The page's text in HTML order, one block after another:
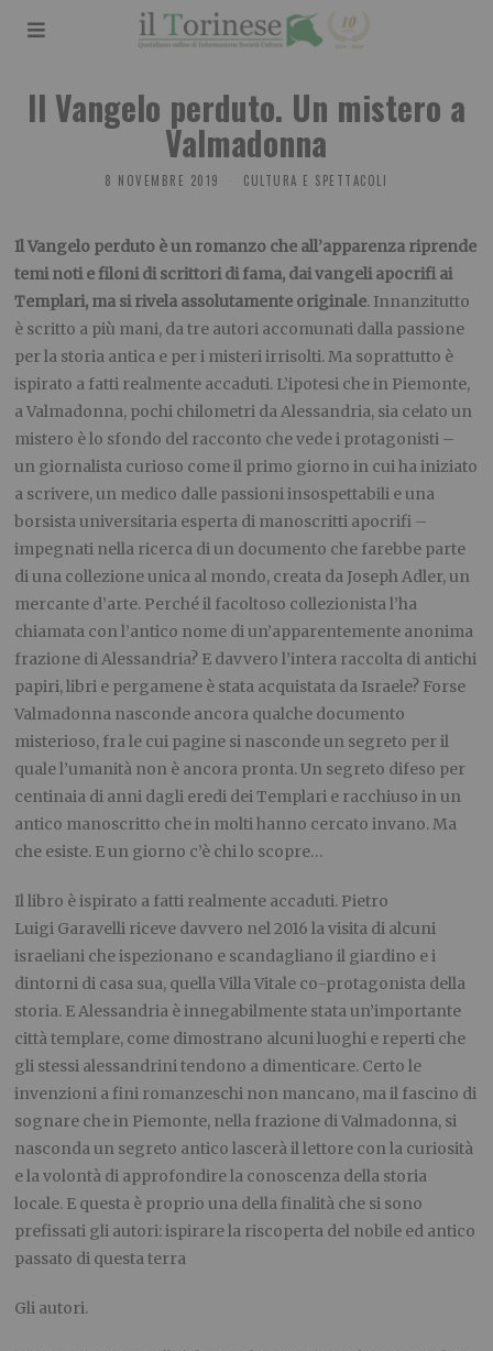
Il Vangelo perduto. Un mistero a
Valmadonna
8 NOVEMBRE 2019 CULTURA E SPETTACOLI
Il Vangelo perduto è un romanzo che all’apparenza riprende
temi noti e filoni di scrittori di fama, dai vangeli apocrifi ai
Templari, ma si rivela assolutamente originale. Innanzitutto
è scritto a più mani, da tre autori accomunati dalla passione
per la storia antica e per i misteri irrisolti. Ma soprattutto è
ispirato a fatti realmente accaduti. L’ipotesi che in Piemonte,
a Valmadonna, pochi chilometri da Alessandria, sia celato un
mistero è lo sfondo del racconto che vede i protagonisti –
un giornalista curioso come il primo giorno in cui ha iniziato
a scrivere, un medico dalle passioni insospettabili e una
borsista universitaria esperta di manoscritti apocrifi –
impegnati nella ricerca di un documento che farebbe parte
di una collezione unica al mondo, creata da Joseph Adler, un
mercante d’arte. Perché il facoltoso collezionista l’ha
chiamata con l’antico nome di un’apparentemente anonima
frazione di Alessandria? E davvero l’intera raccolta di antichi
papiri, libri e pergamene è stata acquistata da Israele? Forse
Valmadonna nasconde ancora qualche documento
misterioso, fra le cui pagine si nasconde un segreto per il
quale l’umanità non è ancora pronta. Un segreto difeso per
centinaia di anni dagli eredi dei Templari e racchiuso in un
antico manoscritto che in molti hanno cercato invano. Ma
che esiste. E un giorno c’è chi lo scopre…
Il libro è ispirato a fatti realmente accaduti. Pietro
Luigi Garavelli riceve davvero nel 2016 la visita di alcuni
israeliani che ispezionano e scandagliano il giardino e i
dintorni di casa sua, quella Villa Vitale co-protagonista della
storia. E Alessandria è innegabilmente stata un’importante
città templare, come dimostrano alcuni luoghi e reperti che
gli stessi alessandrini tendono a dimenticare. Certo le
invenzioni a fini romanzeschi non mancano, ma il fascino di
sognare che in Piemonte, nella frazione di Valmadonna, si
nasconda un segreto antico lascerà il lettore con la curiosità
e la volontà di approfondire la conoscenza della storia
locale. E questa è proprio una della finalità che si sono
prefissati gli autori: ispirare la riscoperta del nobile ed antico
passato di questa terra
Gli autori.